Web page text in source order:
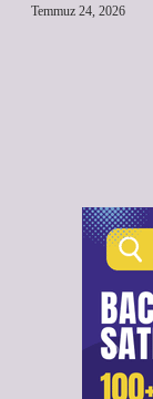
Temmuz 24, 2026